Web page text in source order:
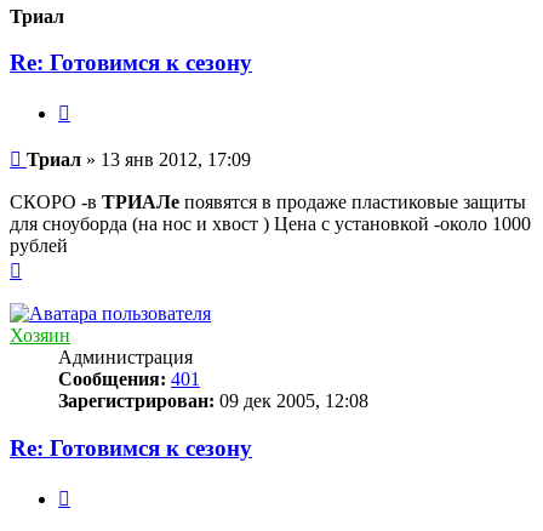
началу
Триал
Re: Готовимся к сезону
Сообщение
Триал » 13 янв 2012, 17:09
СКОРО -в ТРИАЛе появятся в продаже пластиковые защиты
для сноуборда (на нос и хвост ) Цена с установкой -около 1000
рублей
началу
Хозяин
Администрация
Сообщения: 401
Зарегистрирован: 09 дек 2005, 12:08
Re: Готовимся к сезону